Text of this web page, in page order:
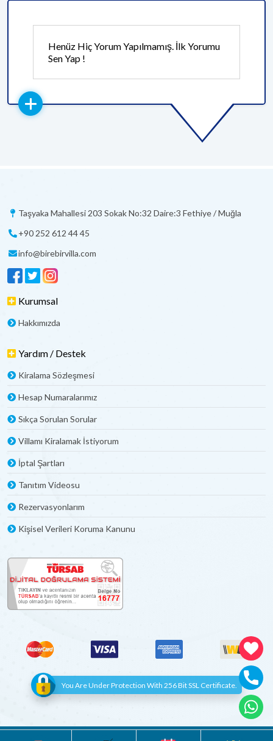
Henüz Hiç Yorum Yapılmamış. İlk Yorumu
Sen Yap !
Taşyaka Mahallesi 203 Sokak No:32 Daire:3 Fethiye / Muğla
+90 252 612 44 45
info@birebirvilla.com
Kurumsal
Hakkımızda
Yardım / Destek
Kiralama Sözleşmesi
Hesap Numaralarımız
Sıkça Sorulan Sorular
Villamı Kiralamak İstiyorum
İptal Şartları
Tanıtım Videosu
Rezervasyonlarım
Kişisel Verileri Koruma Kanunu
You Are Under Protection With 256 Bit SSL Certificate.